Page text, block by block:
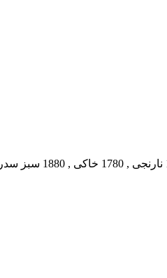
, 1780 خاکی , 1880 سبز سدری